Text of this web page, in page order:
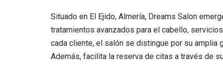
Situado en El Ejido, Almería, Dreams Salon
tratamientos avanzados para el cabello,
cada cliente, el salón se distingue por su amplia
Además, facilita la reserva de citas a través de